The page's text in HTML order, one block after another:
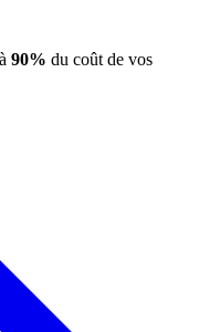
90% du coût de vos